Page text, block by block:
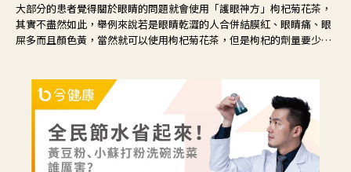
大部分的患者覺得關於眼睛的問題就會使用「護眼神方」枸杞菊花茶，
其實不盡然如此，舉例來說若是眼睛乾澀的人合併結膜紅、眼睛痛、眼
屎多而且顏色黃，當然就可以使用枸杞菊花茶，但是枸杞的劑量要少，
候就要使用菊花、金銀花來治療；假如單純的眼睛乾澀，結膜沒有紅，
眼睛周圍沒有眼屎，這種情況是屬於「陰虛」，就可以使用枸杞、蓮
藕、麥門冬、山藥等比較滋潤的藥材，效果就更顯著。